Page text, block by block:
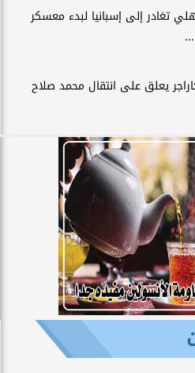
تغادر إلى إسبانيا لبدء معسكر
يعلق على انتقال محمد صلاح